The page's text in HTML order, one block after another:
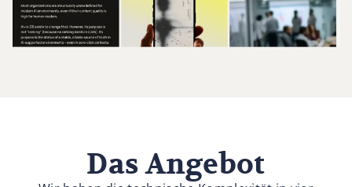
Das Angebot